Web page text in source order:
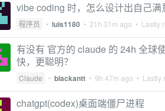
vibe coding 时，怎么设计出自己满
程序员 • luis1180 • 21h 31m ago • Lastly
有没有 官方的 claude 的 24h 全球
快，更聪明？
Claude • blackantt • 9h 47m ago • Lastly
chatgpt(codex)桌面端僵尸进程